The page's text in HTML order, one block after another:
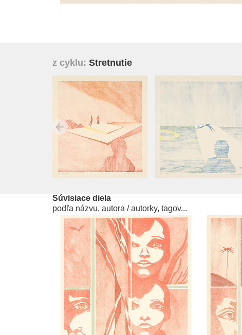
z cyklu: Stretnutie
Súvisiace diela
podľa názvu, autora / autorky, tagov...